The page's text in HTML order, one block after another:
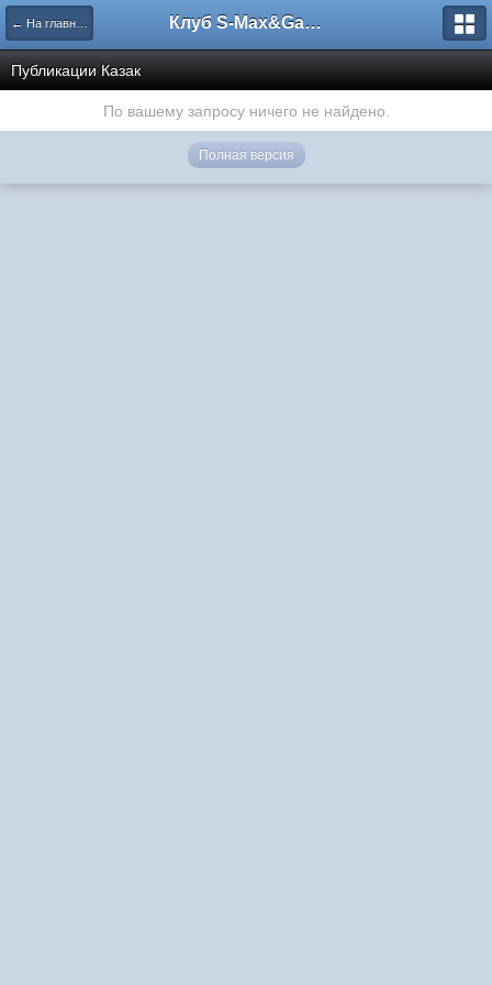
← На главную Клуб S-Max&Galaxy
Публикации Казак
По вашему запросу ничего не найдено.
Полная версия